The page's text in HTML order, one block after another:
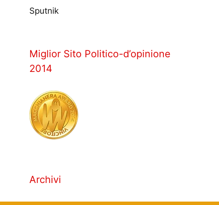
Sputnik
Miglior Sito Politico-d’opinione
2014
Archivi